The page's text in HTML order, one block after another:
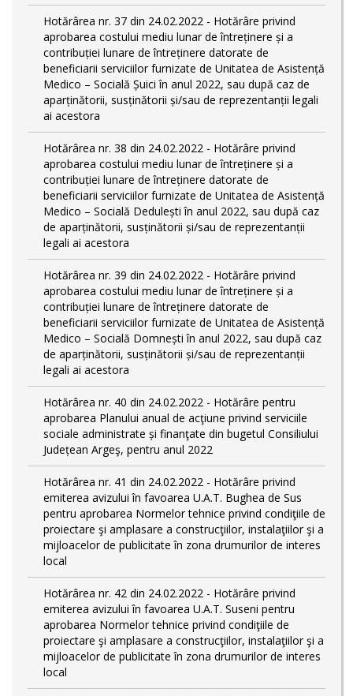
Hotărârea nr. 37 din 24.02.2022 - Hotărâre privind
aprobarea costului mediu lunar de întreținere și a
contribuției lunare de întreținere datorate de
beneficiarii serviciilor furnizate de Unitatea de Asistență
Medico – Socială Șuici în anul 2022, sau după caz de
aparținătorii, susținătorii și/sau de reprezentanții legali
ai acestora
Hotărârea nr. 38 din 24.02.2022 - Hotărâre privind
aprobarea costului mediu lunar de întreținere și a
contribuției lunare de întreținere datorate de
beneficiarii serviciilor furnizate de Unitatea de Asistență
Medico – Socială Dedulești în anul 2022, sau după caz
de aparținătorii, susținătorii și/sau de reprezentanții
legali ai acestora
Hotărârea nr. 39 din 24.02.2022 - Hotărâre privind
aprobarea costului mediu lunar de întreținere și a
contribuției lunare de întreținere datorate de
beneficiarii serviciilor furnizate de Unitatea de Asistență
Medico – Socială Domnești în anul 2022, sau după caz
de aparținătorii, susținătorii și/sau de reprezentanții
legali ai acestora
Hotărârea nr. 40 din 24.02.2022 - Hotărâre pentru
aprobarea Planului anual de acţiune privind serviciile
sociale administrate și finanţate din bugetul Consiliului
Județean Argeş, pentru anul 2022
Hotărârea nr. 41 din 24.02.2022 - Hotărâre privind
emiterea avizului în favoarea U.A.T. Bughea de Sus
pentru aprobarea Normelor tehnice privind condiţiile de
proiectare şi amplasare a construcţiilor, instalaţiilor şi a
mijloacelor de publicitate în zona drumurilor de interes
local
Hotărârea nr. 42 din 24.02.2022 - Hotărâre privind
emiterea avizului în favoarea U.A.T. Suseni pentru
aprobarea Normelor tehnice privind condiţiile de
proiectare şi amplasare a construcţiilor, instalaţiilor şi a
mijloacelor de publicitate în zona drumurilor de interes
local